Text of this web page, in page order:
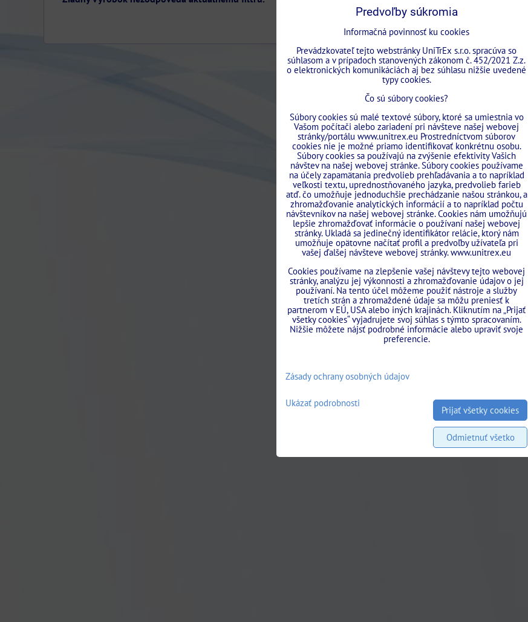
Predvoľby súkromia
Informačná povinnosť ku cookies
Prevádzkovateľ tejto webstránky UniTrEx s.r.o. spracúva so
súhlasom a v prípadoch stanovených zákonom č. 452/2021 Z.z.
o elektronických komunikáciách aj bez súhlasu nižšie uvedené
typy cookies.
Čo sú súbory cookies?
Súbory cookies sú malé textové súbory, ktoré sa umiestnia vo
Vašom počítači alebo zariadení pri návšteve našej webovej
stránky/portálu www.unitrex.eu Prostredníctvom súborov
cookies nie je možné priamo identifikovať konkrétnu osobu.
Súbory cookies sa používajú na zvýšenie efektivity Vašich
návštev na našej webovej stránke. Súbory cookies používame
na účely zapamätania predvolieb prehľadávania a to napríklad
veľkosti textu, uprednostňovaného jazyka, predvolieb farieb
atď. čo umožňuje jednoduchšie prechádzanie našou stránkou, a
zhromažďovanie analytických informácií a to napríklad počtu
návštevníkov na našej webovej stránke. Cookies nám umožňujú
lepšie zhromažďovať informácie o používaní našej webovej
stránky. Ukladá sa jedinečný identifikátor relácie, ktorý nám
umožňuje opätovne načítať profil a predvoľby užívateľa pri
vašej ďalšej návšteve webovej stránky. www.unitrex.eu
Cookies používame na zlepšenie vašej návštevy tejto webovej
stránky, analýzu jej výkonnosti a zhromažďovanie údajov o jej
používaní. Na tento účel môžeme použiť nástroje a služby
tretích strán a zhromaždené údaje sa môžu preniesť k
partnerom v EÚ, USA alebo iných krajinách. Kliknutím na „Prijať
všetky cookies“ vyjadrujete svoj súhlas s týmto spracovaním.
Nižšie môžete nájsť podrobné informácie alebo upraviť svoje
preferencie.
Zásady ochrany osobných údajov
Ukázať podrobnosti
Prijať všetky cookies
Odmietnuť všetko